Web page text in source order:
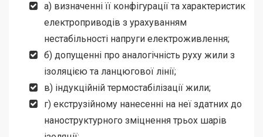
а) визначенні її конфігурації та характеристик
електроприводів з урахуванням
нестабільності напруги електроживлення;
б) допущенні про аналогічність руху жили з
ізоляцією та ланцюгової лінії;
в) індукційній термостабілізації жили;
г) екструзійному нанесенні на неї здатних до
наноструктурного зміцнення трьох шарів